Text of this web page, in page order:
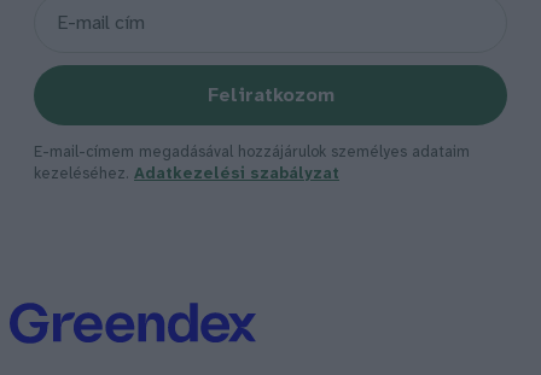
Feliratkozom
E-mail-címem megadásával hozzájárulok személyes adataim
kezeléséhez. Adatkezelési szabályzat